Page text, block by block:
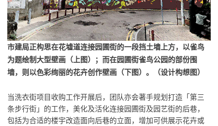
市建局正构思在花墟道连接园圃街的一段挡土墙上方，以雀鸟
为题绘制大型壁画（上图）；而在园圃街雀鸟公园的部份围
墙，则以色彩绚丽的花卉创作壁画（下图）。（设计构想图）
当洗衣街项目收购工作开展后，团队亦会著手规划打造「第三
条步行街」的工作，美化及活化连接园圃街及园艺街的后巷，
包括为合适的楼宇改造面向后巷的立面，增加可供展示花卉或